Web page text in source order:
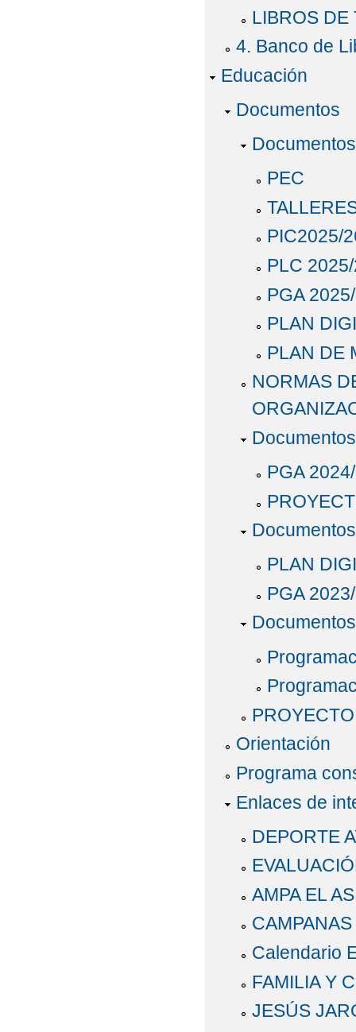
LIBROS DE
4. Banco de
Educación
Documentos
PEC
PIC2025/
PLC
PGA
PLAN
PLAN DE
NORMAS
PGA
PLAN
PGA
Orientación
Programa
Enlaces de
DEPORTE
AMPA EL
Calendario
FAMILIA Y
JESÚS